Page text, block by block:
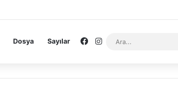
Dosya Sayılar Facebook
Instagram